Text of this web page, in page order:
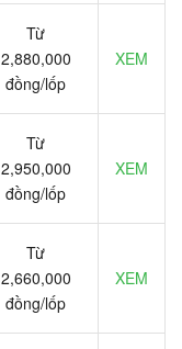
Từ
2,880,000
đồng/lốp
XEM
Từ
2,950,000
đồng/lốp
XEM
Từ
2,660,000
đồng/lốp
XEM